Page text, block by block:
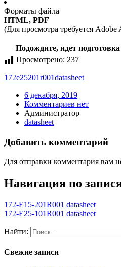
Форматы файла
HTML, PDF
(Для просмотра требуется Adobe
Подождите, идет
Просмотрено: 237
172e25201r001datasheet
6 декабря, 2019
Комментариев нет
Администратор
datasheet
Добавить комментарий
Для отправки комментария вам
Навигация по
172-E15-201R001 datasheet
172-E25-101R001 datasheet
Найти:
Свежие записи